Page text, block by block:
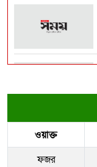
ওয়াক্ত
ফজর